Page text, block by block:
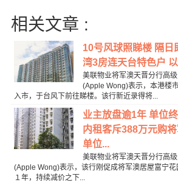
相关文章 :
10号风球照睇楼 隔日
湾3房连天台特色户
美联物业将军澳天晋分行高
(Apple Wong)表示，本港楼
入市，于台风下前往睇楼。该行新近录得将...
业主放盘逾1年 单位
内租客斥388万元购
单位...
美联物业将军澳天晋分行高
(Apple Wong)表示，该行刚促成将军澳居屋富宁
１年，持续减价之下...